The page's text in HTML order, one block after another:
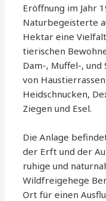
Eröffnung im Jahr
Naturbegeisterte
Hektar eine
tierischen
Dam-, Muffel-, und
von
Heidschnucken,
Ziegen und Esel.
Die Anlage
der Erft und der
ruhige und
Wildfreigehege
Ort für einen